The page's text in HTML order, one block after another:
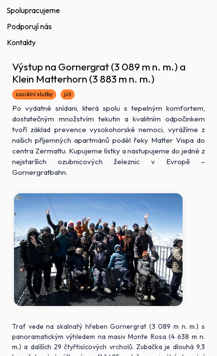
Spolupracujeme
Podporují nás
Kontakty
Výstup na Gornergrat (3 089 m n. m.) a
Klein Matterhorn (3 883 m n. m.)
sociální služby júš
Po vydatné snídani, která spolu s tepelným komfortem,
dostatečným množstvím tekutin a kvalitním odpočinkem
tvoří základ prevence vysokohorské nemoci, vyrážíme z
našich příjemných apartmánů podél řeky Matter Vispa do
centra Zermattu. Kupujeme lístky a nastupujeme do jedné z
nejstarších ozubnicových železnic v Evropě –
Gornergratbahn.
Trať vede na skalnatý hřeben Gornergrat (3 089 m n. m.) s
panoramatickým výhledem na masiv Monte Rosa (4 638 m n.
m.) a dalších 29 čtyřtisícových vrcholů. Zubačka je dlouhá 9,3